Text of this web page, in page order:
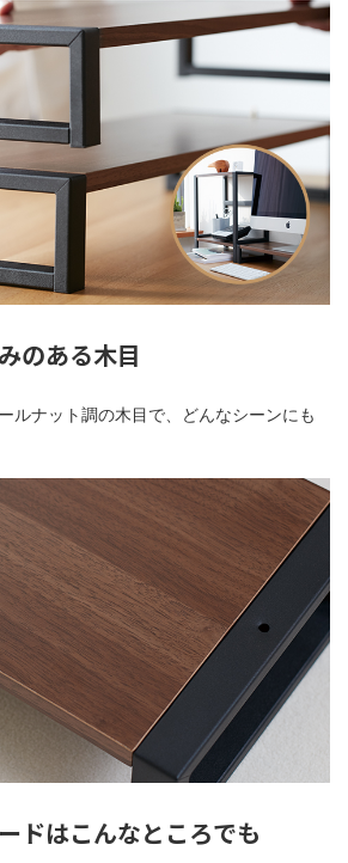
のある木目
ルナット調の木目で、どんなシーンにも
ドはこんなところでも